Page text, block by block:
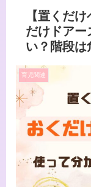
【置くだ
だけドアー
い？階段は
育児関連